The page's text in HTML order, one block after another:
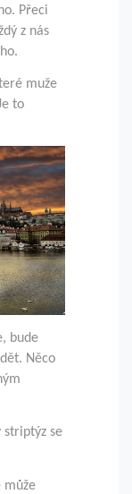
Přeci
z nás
muže
to
bude
Něco
striptýz se
může